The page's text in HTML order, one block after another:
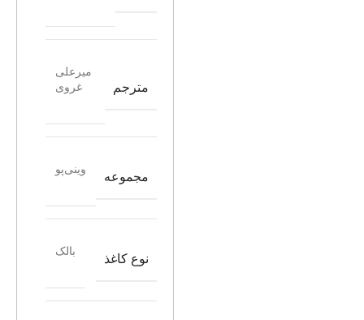
مترجم
میرعلی
غروی
مجموعه
وینی‌پو
نوع کاغذ
بالک